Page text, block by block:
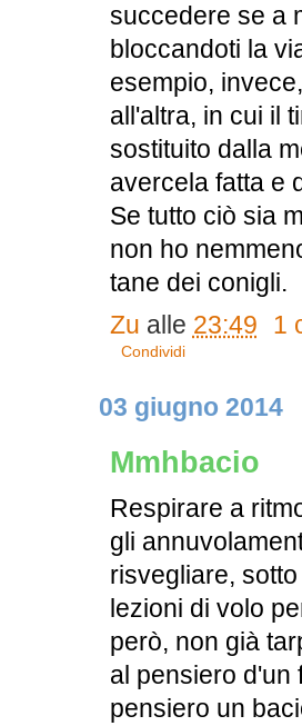
succedere se a
bloccandoti la
esempio,
all'altra, in cui il
sostituito dalla
avercela fatta e
Se tutto ciò sia
non ho
tane dei conigli.
Zu alle 23:49 1
Condividi
03 giugno 2014
Mmhbacio
Respirare a
gli
risvegliare,
lezioni di volo
però, non già
al pensiero d'un
pensiero un